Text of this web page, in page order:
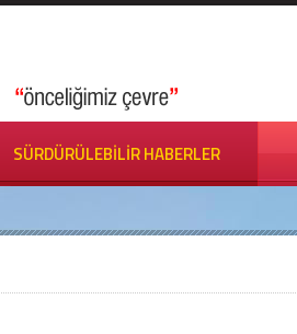
SÜRDÜRÜLEBİLİR HABERLER